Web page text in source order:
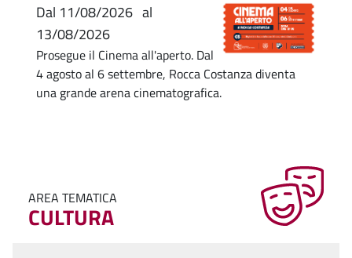
Dal 11/08/2026 al
13/08/2026
Prosegue il Cinema all'aperto. Dal
4 agosto al 6 settembre, Rocca Costanza diventa
una grande arena cinematografica.
AREA TEMATICA
CULTURA